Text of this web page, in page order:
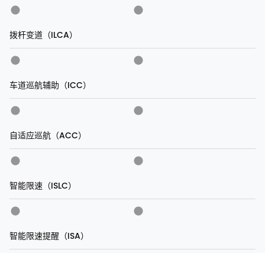
拨杆变道（ILCA）
车道巡航辅助（ICC）
自适应巡航（ACC）
智能限速（ISLC）
智能限速提醒（ISA）